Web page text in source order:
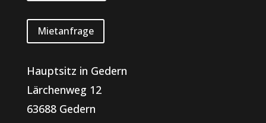
Mietanfrage
Hauptsitz in Gedern
Lärchenweg 12
63688 Gedern